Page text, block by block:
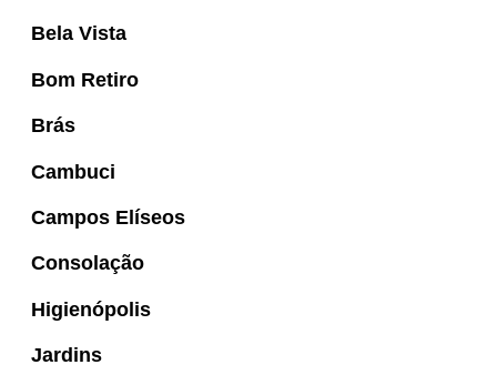
Bela Vista
Bom Retiro
Brás
Cambuci
Campos Elíseos
Consolação
Higienópolis
Jardins